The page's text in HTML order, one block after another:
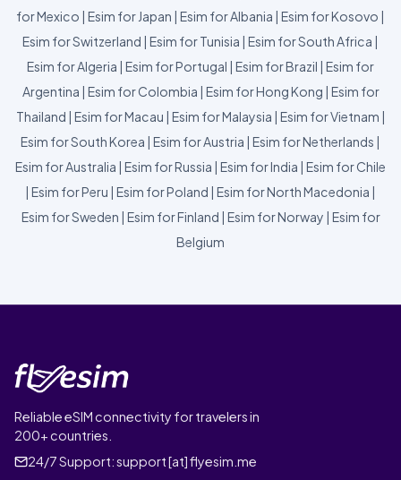
for Mexico | Esim for Japan | Esim for Albania | Esim for Kosovo |
Esim for Switzerland | Esim for Tunisia | Esim for South Africa |
Esim for Algeria | Esim for Portugal | Esim for Brazil | Esim for
Argentina | Esim for Colombia | Esim for Hong Kong | Esim for
Thailand | Esim for Macau | Esim for Malaysia | Esim for Vietnam |
Esim for South Korea | Esim for Austria | Esim for Netherlands |
Esim for Australia | Esim for Russia | Esim for India | Esim for Chile
| Esim for Peru | Esim for Poland | Esim for North Macedonia |
Esim for Sweden | Esim for Finland | Esim for Norway | Esim for
Belgium
Reliable eSIM connectivity for travelers in
200+ countries.
24/7 Support:support [at] flyesim.me